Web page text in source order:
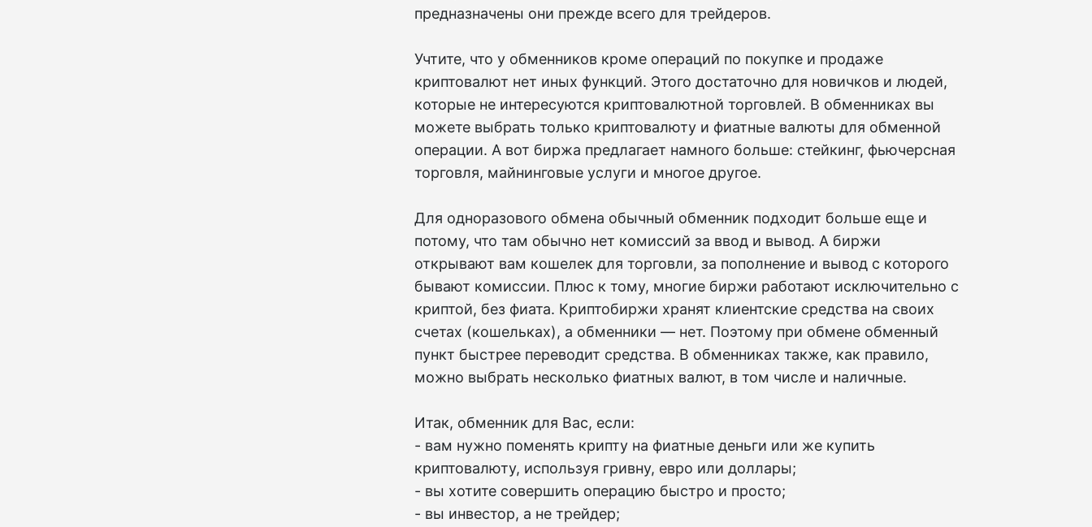
предназначены они прежде всего для трейдеров.
Учтите, что у обменников кроме операций по покупке и продаже
криптовалют нет иных функций. Этого достаточно для новичков и людей,
которые не интересуются криптовалютной торговлей. В обменниках вы
можете выбрать только криптовалюту и фиатные валюты для обменной
операции. А вот биржа предлагает намного больше: стейкинг, фьючерсная
торговля, майнинговые услуги и многое другое.
Для одноразового обмена обычный обменник подходит больше еще и
потому, что там обычно нет комиссий за ввод и вывод. А биржи
открывают вам кошелек для торговли, за пополнение и вывод с которого
бывают комиссии. Плюс к тому, многие биржи работают исключительно с
криптой, без фиата. Криптобиржи хранят клиентские средства на своих
счетах (кошельках), а обменники — нет. Поэтому при обмене обменный
пункт быстрее переводит средства. В обменниках также, как правило,
можно выбрать несколько фиатных валют, в том числе и наличные.
Итак, обменник для Вас, если:
- вам нужно поменять крипту на фиатные деньги или же купить
криптовалюту, используя гривну, евро или доллары;
- вы хотите совершить операцию быстро и просто;
- вы инвестор, а не трейдер;